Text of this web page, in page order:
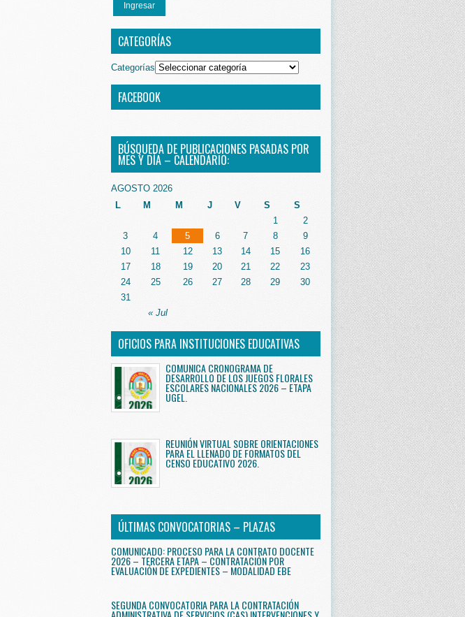
Ingresar
CATEGORÍAS
Categorías
FACEBOOK
BÚSQUEDA DE PUBLICACIONES PASADAS POR
MES Y DÍA – CALENDARIO:
AGOSTO 2026
L
M M J V S S
« Jul
1
2
3
4 5 6 7 8
9
10
11 12 13 14 15
16
17
18 19 20 21 22
23
24
25 26 27 28 29
30
31
OFICIOS PARA INSTITUCIONES EDUCATIVAS
COMUNICA CRONOGRAMA DE
DESARROLLO DE LOS JUEGOS FLORALES
ESCOLARES NACIONALES 2026 – ETAPA
UGEL.
REUNIÓN VIRTUAL SOBRE ORIENTACIONES
PARA EL LLENADO DE FORMATOS DEL
CENSO EDUCATIVO 2026.
ÚLTIMAS CONVOCATORIAS – PLAZAS
COMUNICADO: PROCESO PARA LA CONTRATO DOCENTE
2026 – TERCERA ETAPA – CONTRATACIÓN POR
EVALUACIÓN DE EXPEDIENTES – MODALIDAD EBE
SEGUNDA CONVOCATORIA PARA LA CONTRATACIÓN